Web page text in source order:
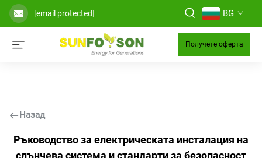
[email protected] BG
Получете оферта
Назад
Ръководство за електрическата инсталация на
слънчева система и стандарти за безопасност